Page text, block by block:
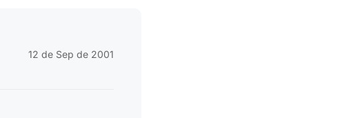
12 de Sep de 2001